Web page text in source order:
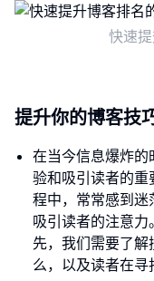
快速
提升你的博客技
在当今信息爆炸
验和吸引读者的
程中，常常感到
吸引读者的注意
先，我们需要了
么，以及读者在寻